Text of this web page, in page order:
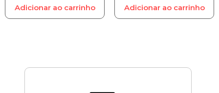
Adicionar ao carrinho Adicionar ao carrinho